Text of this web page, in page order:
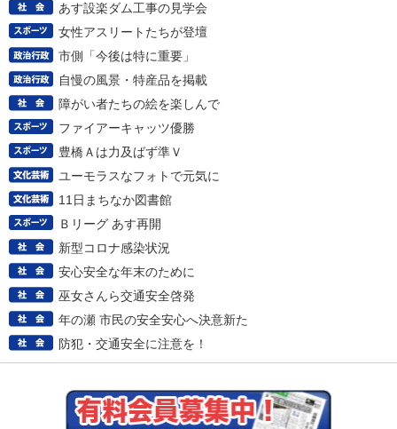
あす設楽ダム工事の見学会
女性アスリートたちが登壇
市側「今後は特に重要」
自慢の風景・特産品を掲載
障がい者たちの絵を楽しんで
ファイアーキャッツ優勝
豊橋Ａは力及ばず準Ｖ
ユーモラスなフォトで元気に
11日まちなか図書館
Ｂリーグ あす再開
新型コロナ感染状況
安心安全な年末のために
巫女さんら交通安全啓発
年の瀬 市民の安全安心へ決意新た
防犯・交通安全に注意を！